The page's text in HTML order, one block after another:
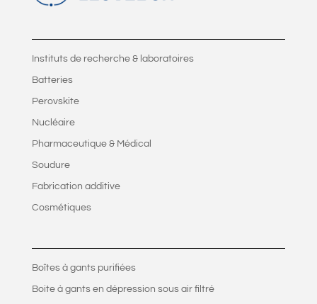
Instituts de recherche & laboratoires
Batteries
Perovskite
Nucléaire
Pharmaceutique & Médical
Soudure
Fabrication additive
Cosmétiques
Boîtes à gants purifiées
Boite à gants en dépression sous air filtré